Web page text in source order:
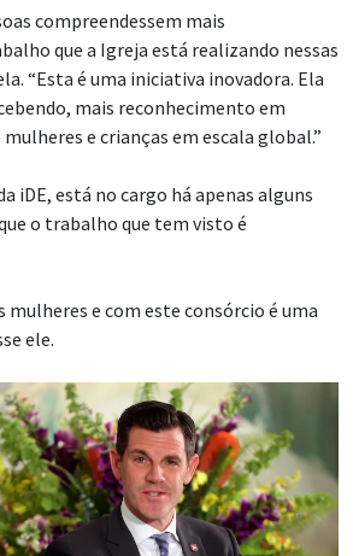
compreendessem mais
que a Igreja está realizando nessas
“Esta é uma iniciativa inovadora. Ela
mais reconhecimento em
e crianças em escala global.”
iDE, está no cargo há apenas alguns
o trabalho que tem visto é
mulheres e com este consórcio é uma
ele.